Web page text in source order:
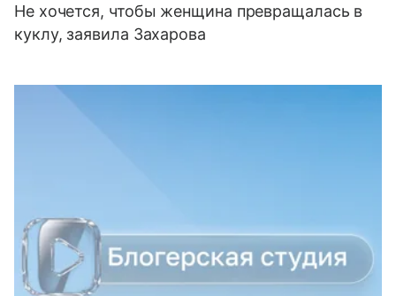
Не хочется, чтобы женщина превращалась в
куклу, заявила Захарова